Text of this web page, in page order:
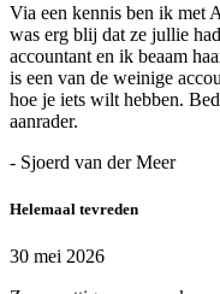
Via een kennis ben ik met
was erg blij dat ze jullie
accountant en ik beaam
is een van de weinige
hoe je iets wilt hebben.
aanrader.
- Sjoerd van der Meer
Helemaal tevreden
30 mei 2026